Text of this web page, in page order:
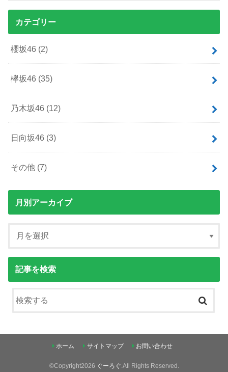
カテゴリー
櫻坂46 (2)
欅坂46 (35)
乃木坂46 (12)
日向坂46 (3)
その他 (7)
月別アーカイブ
記事を検索
ホーム サイトマップ お問い合わせ
©Copyright2026 ぐーろぐ .All Rights Reserved.